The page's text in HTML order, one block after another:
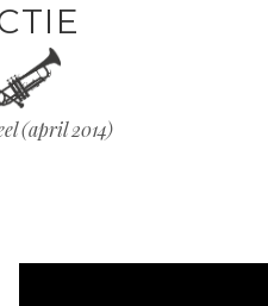
(april 2014)